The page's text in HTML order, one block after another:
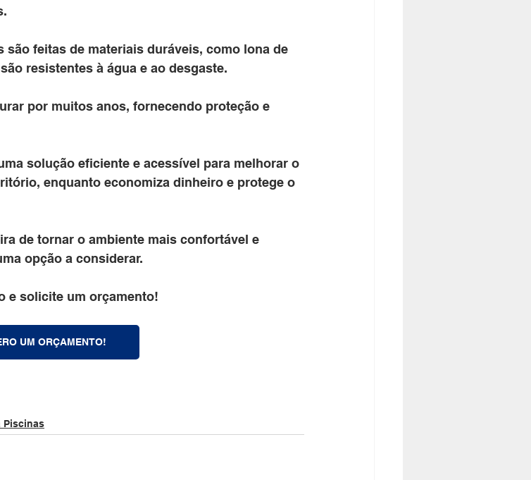
são feitas de materiais duráveis, como lona de
resistentes à água e ao desgaste.
por muitos anos, fornecendo proteção e
solução eficiente e acessível para melhorar o
enquanto economiza dinheiro e protege o
de tornar o ambiente mais confortável e
opção a considerar.
e solicite um orçamento!
UM ORÇAMENTO!
Piscinas